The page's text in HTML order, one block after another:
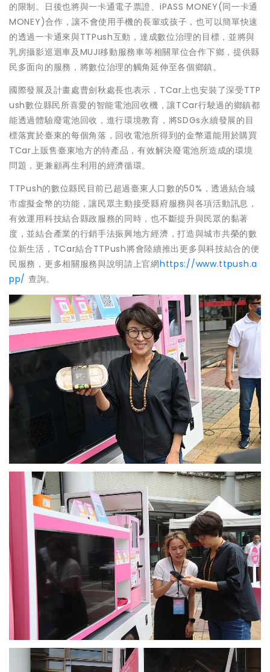
的限制。日後也將與一卡通電子票證、iPASS MONEY(同一卡通
MONEY)合作，讓不會使用手機的長輩或孩子，也可以簡單快速
的透過一卡通來與TTPush互動，達成數位治理的目標，並將與
乳房攝影巡迴車及MUJI移動服務車等相關單位合作下鄉，提供縣
民多面向的服務，將數位治理的觸角延伸至各個鄉鎮。
國際發展及計畫處曹劍秋處長也表示，TCar上也安裝了深受TTP
ush數位縣民所喜愛的智能電池回收機，讓TCar行駛過的鄉鎮都
能透過體驗廢電池回收，進行環境教育，將SDGs永續發展的目
標落實於臺東的每個角落，回收電池所得到的金幣還能用於購買
TCar上販售臺東地方的特產品，有效解決廢電池所造成的環境
問題，更兼顧再生利用的經濟循環。
TTPush的數位縣民目前已超過臺東人口數的50%，透過結合城
市虛擬金幣的功能，讓民眾主動接受縣府服務與各項活動訊息，
有效運用科技結合縣政服務的同時，也不斷提升與民眾的黏著
度，並結合產業的行銷手法振興地方經濟，打造與城市共榮的數
位新生活，TCar結合TTPush將會陸續推出更多與科技結合的便
民服務，更多相關服務與說明請上官網https://www.ttpush.a
pp/ 查詢。